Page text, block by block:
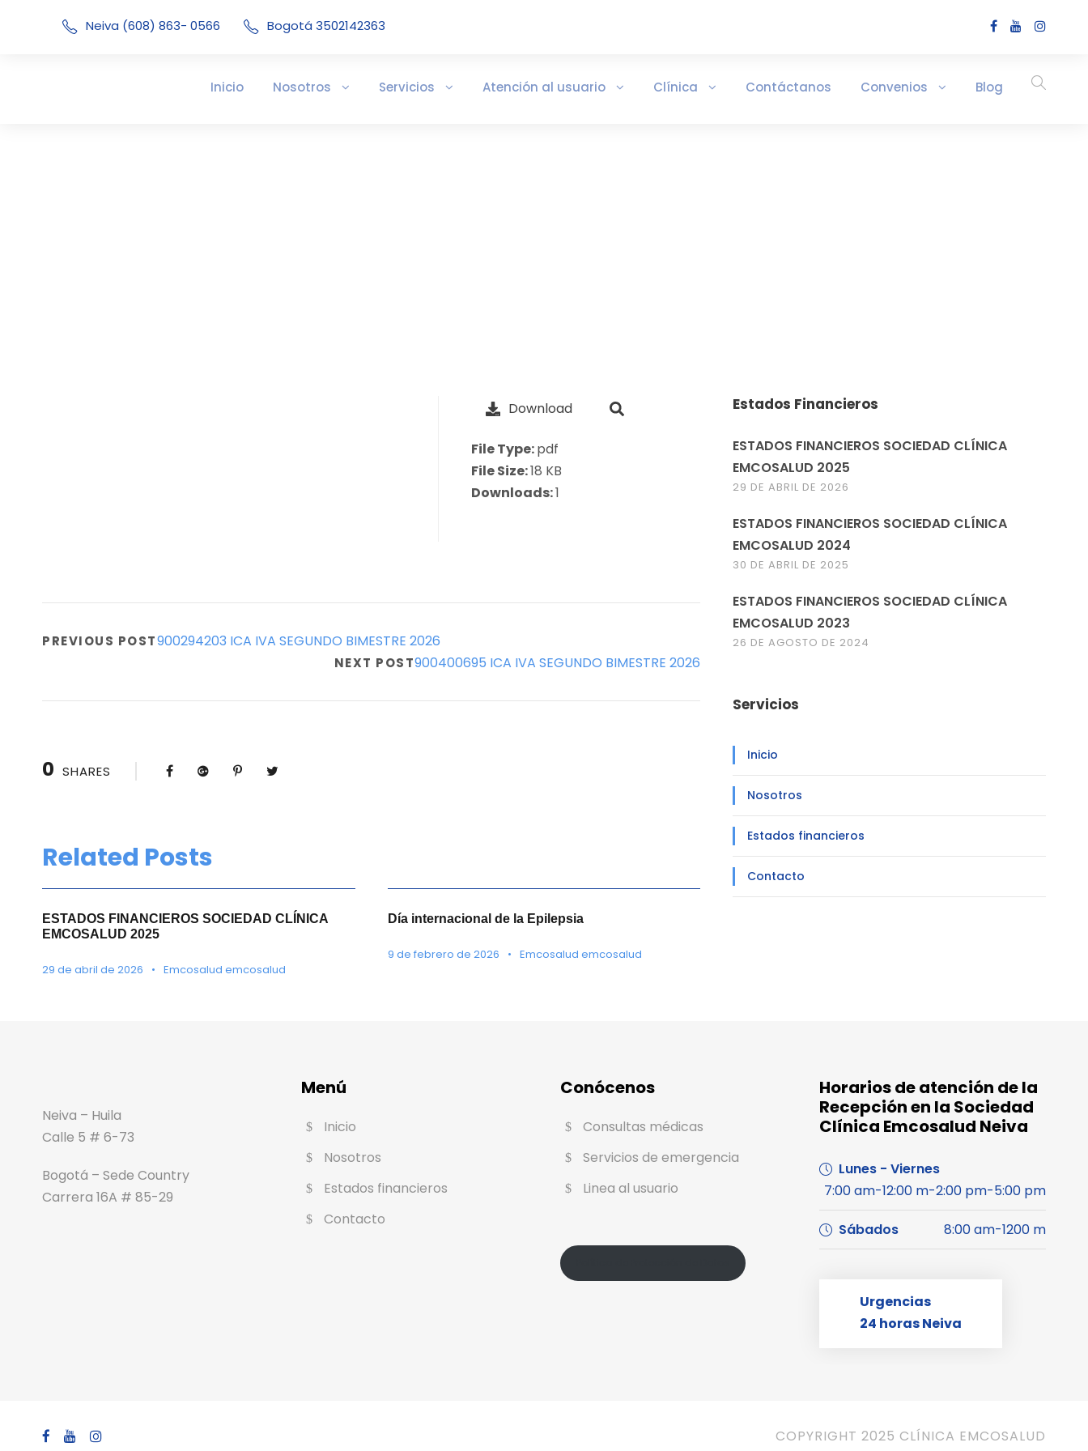
Neiva (608) 863- 0566 Bogotá 3502142363
Inicio Nosotros Servicios Atención al usuario Clínica Contáctanos Convenios Blog
Download
File Type:pdf
File Size:18 KB
Downloads:1
PREVIOUS POST900294203 ICA IVA SEGUNDO BIMESTRE 2026
NEXT POST900400695 ICA IVA SEGUNDO BIMESTRE 2026
0 SHARES
Related Posts
ESTADOS FINANCIEROS SOCIEDAD CLÍNICA
EMCOSALUD 2025
29 de abril de 2026 • Emcosalud emcosalud
Día internacional de la Epilepsia
9 de febrero de 2026 • Emcosalud emcosalud
Estados Financieros
ESTADOS FINANCIEROS SOCIEDAD CLÍNICA
EMCOSALUD 2025
29 DE ABRIL DE 2026
ESTADOS FINANCIEROS SOCIEDAD CLÍNICA
EMCOSALUD 2024
30 DE ABRIL DE 2025
ESTADOS FINANCIEROS SOCIEDAD CLÍNICA
EMCOSALUD 2023
26 DE AGOSTO DE 2024
Servicios
Inicio
Nosotros
Estados financieros
Contacto
Neiva – Huila
Calle 5 # 6-73
Bogotá – Sede Country
Carrera 16A # 85-29
Menú
Inicio
Nosotros
Estados financieros
Contacto
Conócenos
Consultas médicas
Servicios de emergencia
Linea al usuario
Horarios de atención de la
Recepción en la Sociedad
Clínica Emcosalud Neiva
Lunes - Viernes
7:00 am-12:00 m-2:00 pm-5:00 pm
Sábados 8:00 am-1200 m
Urgencias
24 horas Neiva
COPYRIGHT 2025 CLÍNICA EMCOSALUD